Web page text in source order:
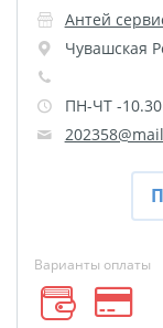
(новогод.
Календарь
Письмо от Деда
Таблички на
автомобиль
Номер на
Флаги
Футляр для CD/
Антей
Чувашская
ПН-ЧТ -
Варианты оплаты